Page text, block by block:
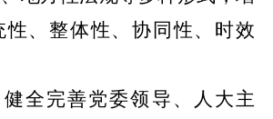
性、整体性、协同性、时效
健全完善党委领导、人大主